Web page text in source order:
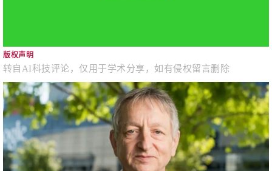
版权声明
转自AI科技评论，仅用于学术分享，如有侵权留言删除